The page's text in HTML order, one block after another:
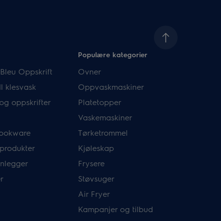
Oppskrift
klesvask
oppskrifter
Populære kategorier
Ovner
Oppvaskmaskiner
Platetopper
Vaskemaskiner
Tørketrommel
Kjøleskap
Frysere
Støvsuger
Air Fryer
Kampanjer og tilbud